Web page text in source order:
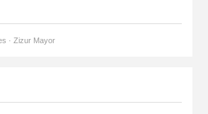
· Zizur Mayor